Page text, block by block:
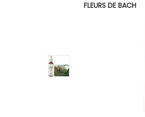
FLEURS DE BACH